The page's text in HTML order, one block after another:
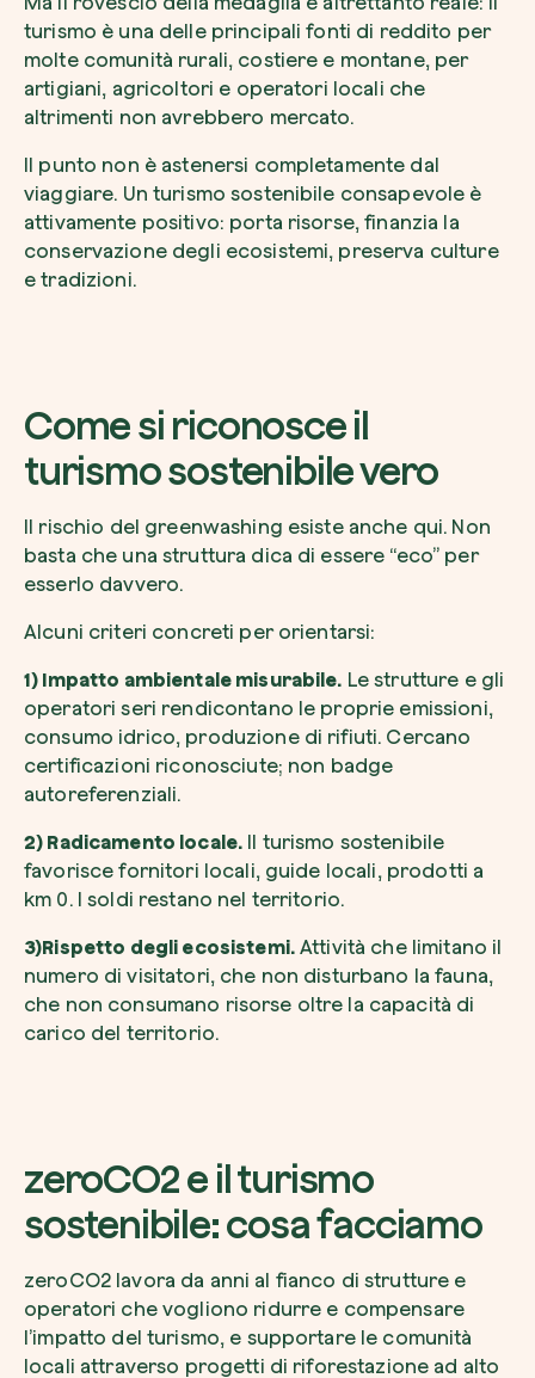
turismo è una delle principali fonti di reddito per
molte comunità rurali, costiere e montane, per
artigiani, agricoltori e operatori locali che
altrimenti non avrebbero mercato.
Il punto non è astenersi completamente dal
viaggiare. Un turismo sostenibile consapevole è
attivamente positivo: porta risorse, finanzia la
conservazione degli ecosistemi, preserva culture
e tradizioni.
Come si riconosce il
turismo sostenibile vero
Il rischio del greenwashing esiste anche qui. Non
basta che una struttura dica di essere “eco” per
esserlo davvero.
Alcuni criteri concreti per orientarsi:
1) Impatto ambientale misurabile. Le strutture e gli
operatori seri rendicontano le proprie emissioni,
consumo idrico, produzione di rifiuti. Cercano
certificazioni riconosciute; non badge
autoreferenziali.
2) Radicamento locale. Il turismo sostenibile
favorisce fornitori locali, guide locali, prodotti a
km 0. I soldi restano nel territorio.
3)Rispetto degli ecosistemi.Attività che limitano il
numero di visitatori, che non disturbano la fauna,
che non consumano risorse oltre la capacità di
carico del territorio.
zeroCO2 e il turismo
sostenibile: cosa facciamo
zeroCO2 lavora da anni al fianco di strutture e
operatori che vogliono ridurre e compensare
l’impatto del turismo, e supportare le comunità
locali attraverso progetti di riforestazione ad alto